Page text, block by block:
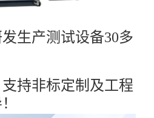
生产测试设备30多
持非标定制及工程